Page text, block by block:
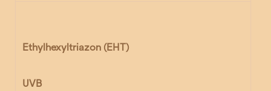
Ethylhexyltriazon (EHT)
UVB